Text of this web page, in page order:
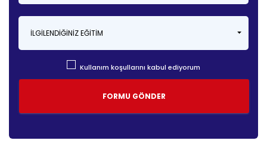
İLGILENDIĞINIZ EĞITIM
Kullanım koşullarını kabul ediyorum